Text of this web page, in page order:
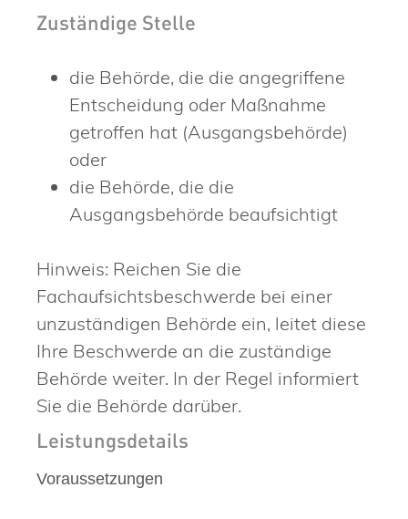
Zuständige Stelle
die Behörde, die die angegriffene
Entscheidung oder Maßnahme
getroffen hat (Ausgangsbehörde)
oder
die Behörde, die die
Ausgangsbehörde beaufsichtigt
Hinweis: Reichen Sie die
Fachaufsichtsbeschwerde bei einer
unzuständigen Behörde ein, leitet diese
Ihre Beschwerde an die zuständige
Behörde weiter. In der Regel informiert
Sie die Behörde darüber.
Leistungsdetails
Voraussetzungen